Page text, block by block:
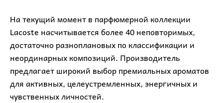
На текущий момент в парфюмерной коллекции
Lacoste насчитывается более 40 неповторимых,
достаточно разноплановых по классификации и
неординарных композиций. Производитель
предлагает широкий выбор премиальных ароматов
для активных, целеустремленных, энергичных и
чувственных личностей.